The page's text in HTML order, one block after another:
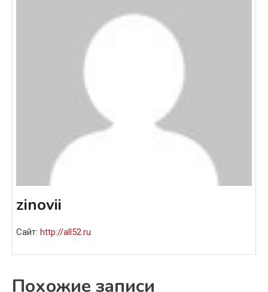
zinovii
Сайт: http://all52.ru
Похожие записи